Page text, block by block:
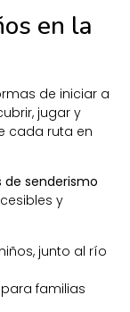
en la
de iniciar a
jugar y
cada ruta en
de senderismo
y
junto al río
familias